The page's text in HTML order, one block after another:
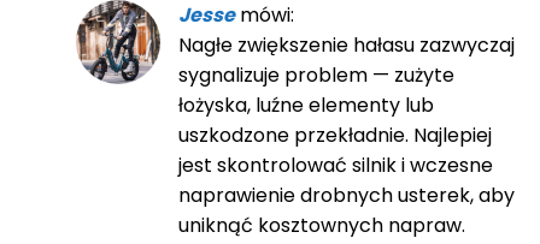
Jesse mówi:
Nagłe zwiększenie hałasu zazwyczaj
sygnalizuje problem — zużyte
łożyska, luźne elementy lub
uszkodzone przekładnie. Najlepiej
jest skontrolować silnik i wczesne
naprawienie drobnych usterek, aby
uniknąć kosztownych napraw.